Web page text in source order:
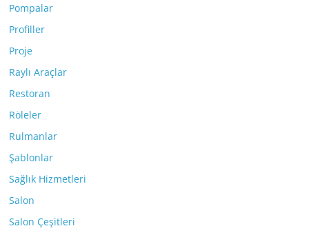
Pompalar
Profiller
Proje
Raylı Araçlar
Restoran
Röleler
Rulmanlar
Şablonlar
Sağlık Hizmetleri
Salon
Salon Çeşitleri